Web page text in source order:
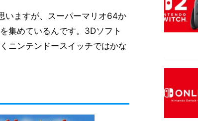
いますが、スーパーマリオ64か
集めているんです。3Dソフト
ニンテンドースイッチではかな